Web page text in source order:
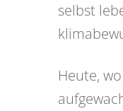
selbst
Heute,